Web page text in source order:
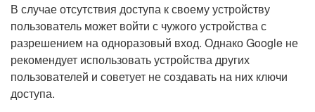
В случае отсутствия доступа к своему устройству
пользователь может войти с чужого устройства с
разрешением на одноразовый вход. Однако Google не
рекомендует использовать устройства других
пользователей и советует не создавать на них ключи
доступа.